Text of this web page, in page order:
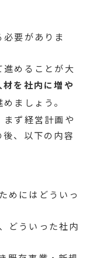
要がありま
進めることが大
材を社内に増や
ましょう。
ず経営計画や
、以下の内容
めにはどういっ
どういった社内